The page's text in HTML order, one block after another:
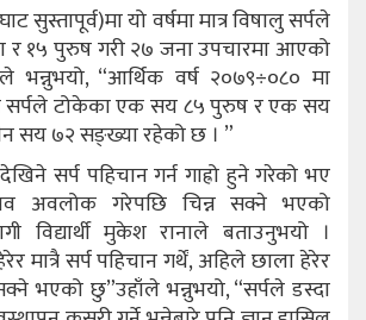
सुस्तापूर्व)मा यो वर्षमा मात्र विषालु सर्पले
र १५ पुरुष गरी २७ जना उपचारमा आएको
भन्नुभयो, “आर्थिक वर्ष २०७९÷०८० मा
सर्पले टोकेका एक सय ८५ पुरुष र एक सय
सय ७२ सङ्ख्या रहेको छ । ”
सर्प पहिचान गर्न गाह्रो हुने गरेको भए
अवलोक गरेपछि चिन्न सक्ने भएको
विद्यार्थी मुकेश रानाले बताउनुभयो ।
मात्रै सर्प पहिचान गर्थें, अहिले छाला हेरेर
भएको छु”उहाँले भन्नुभयो, “सर्पले डस्दा